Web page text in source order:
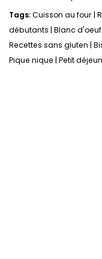
Tags:Cuisson au four
débutants Blanc d'oeuf
Recettes sans gluten
Pique nique Petit